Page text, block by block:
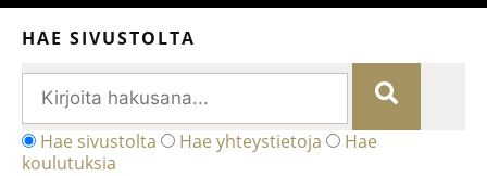
HAE SIVUSTOLTA
Hae sivustolta Hae yhteystietoja
Hae
koulutuksia